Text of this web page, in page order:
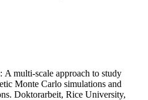
A multi-scale approach to study
Monte Carlo simulations and
. Doktorarbeit, Rice University,